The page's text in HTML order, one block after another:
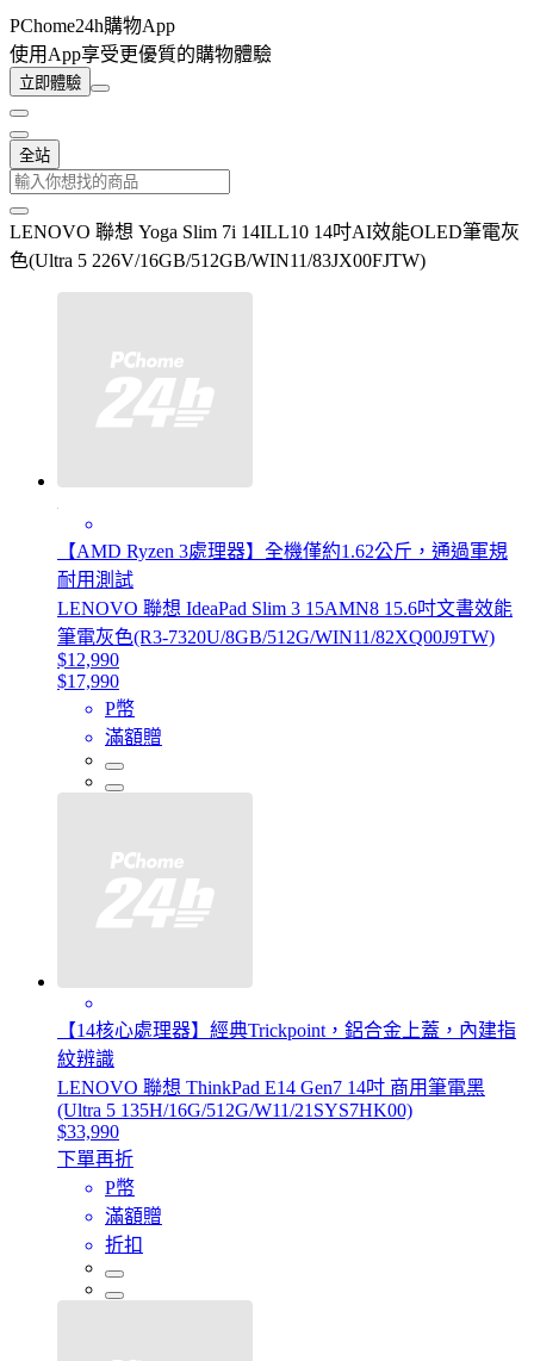
PChome24h購物App
使用App享受更優質的購物體驗
立即體驗
全站
LENOVO 聯想 Yoga Slim 7i 14ILL10 14吋AI效能OLED筆電灰
色(Ultra 5 226V/16GB/512GB/WIN11/83JX00FJTW)
【AMD Ryzen 3處理器】全機僅約1.62公斤，通過軍規
耐用測試
LENOVO 聯想 IdeaPad Slim 3 15AMN8 15.6吋文書效能
筆電灰色(R3-7320U/8GB/512G/WIN11/82XQ00J9TW)
$12,990
$17,990
P幣
滿額贈
【14核心處理器】經典Trickpoint，鋁合金上蓋，內建指
紋辨識
LENOVO 聯想 ThinkPad E14 Gen7 14吋 商用筆電黑
(Ultra 5 135H/16G/512G/W11/21SYS7HK00)
$33,990
下單再折
P幣
滿額贈
折扣